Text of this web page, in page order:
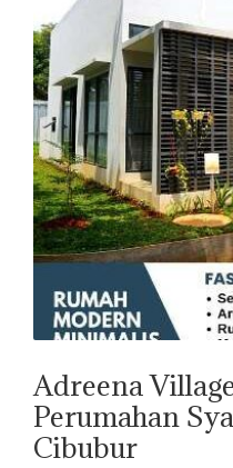
Adreena
Perumahan
Cibubur